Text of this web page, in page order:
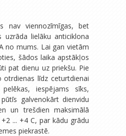
nav viennozīmīgas, bet
uzrāda lielāku anticiklona
no mums. Lai gan vietām
šādos laika apstākļos
pat dienu uz priekšu. Pie
otrdienas līdz ceturtdienai
iespējams sīks,
galvenokārt dienvidu
un trešdien maksimālā
... +4 C, par kādu grādu
piekrastē.